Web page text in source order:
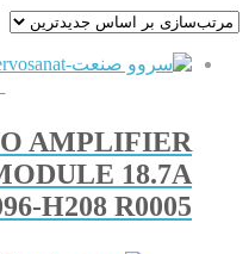
AMPLIFIER
18.7A
H208 R0005